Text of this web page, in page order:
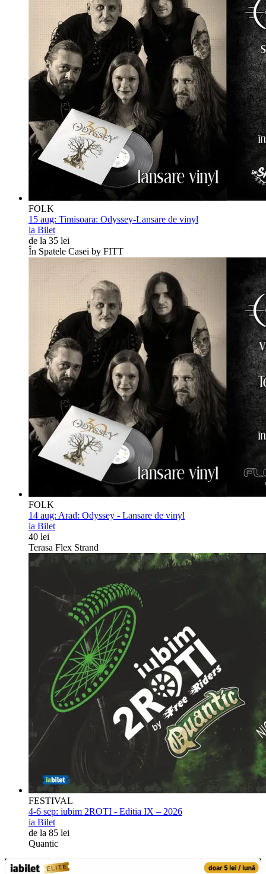
FOLK
15 aug: Timisoara: Odyssey-Lansare de vinyl
ia Bilet
de la 35 lei
În Spatele Casei by FITT
FOLK
14 aug: Arad: Odyssey - Lansare de vinyl
ia Bilet
40 lei
Terasa Flex Strand
FESTIVAL
4-6 sep: iubim 2ROTI - Editia IX – 2026
ia Bilet
de la 85 lei
Quantic